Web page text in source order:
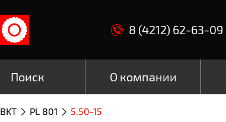
8 (4212) 62-63-09
Поиск О компании
BKT PL 801 5.50-15